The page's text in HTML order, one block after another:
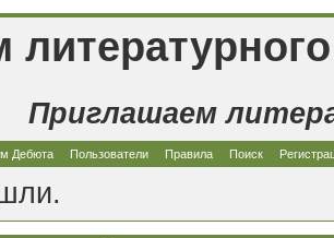
Приглашаем
Дебюта Пользователи Правила Поиск